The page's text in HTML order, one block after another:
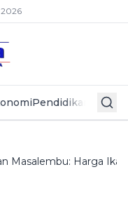
Pendidikan Politik
Masalembu: Harga